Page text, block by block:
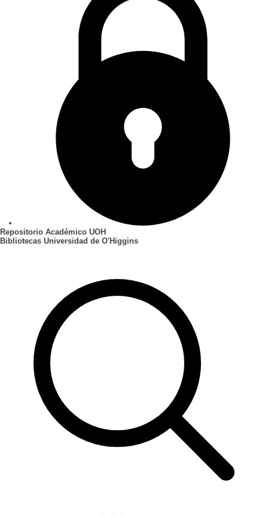
Repositorio Académico UOH
Bibliotecas Universidad de O'Higgins